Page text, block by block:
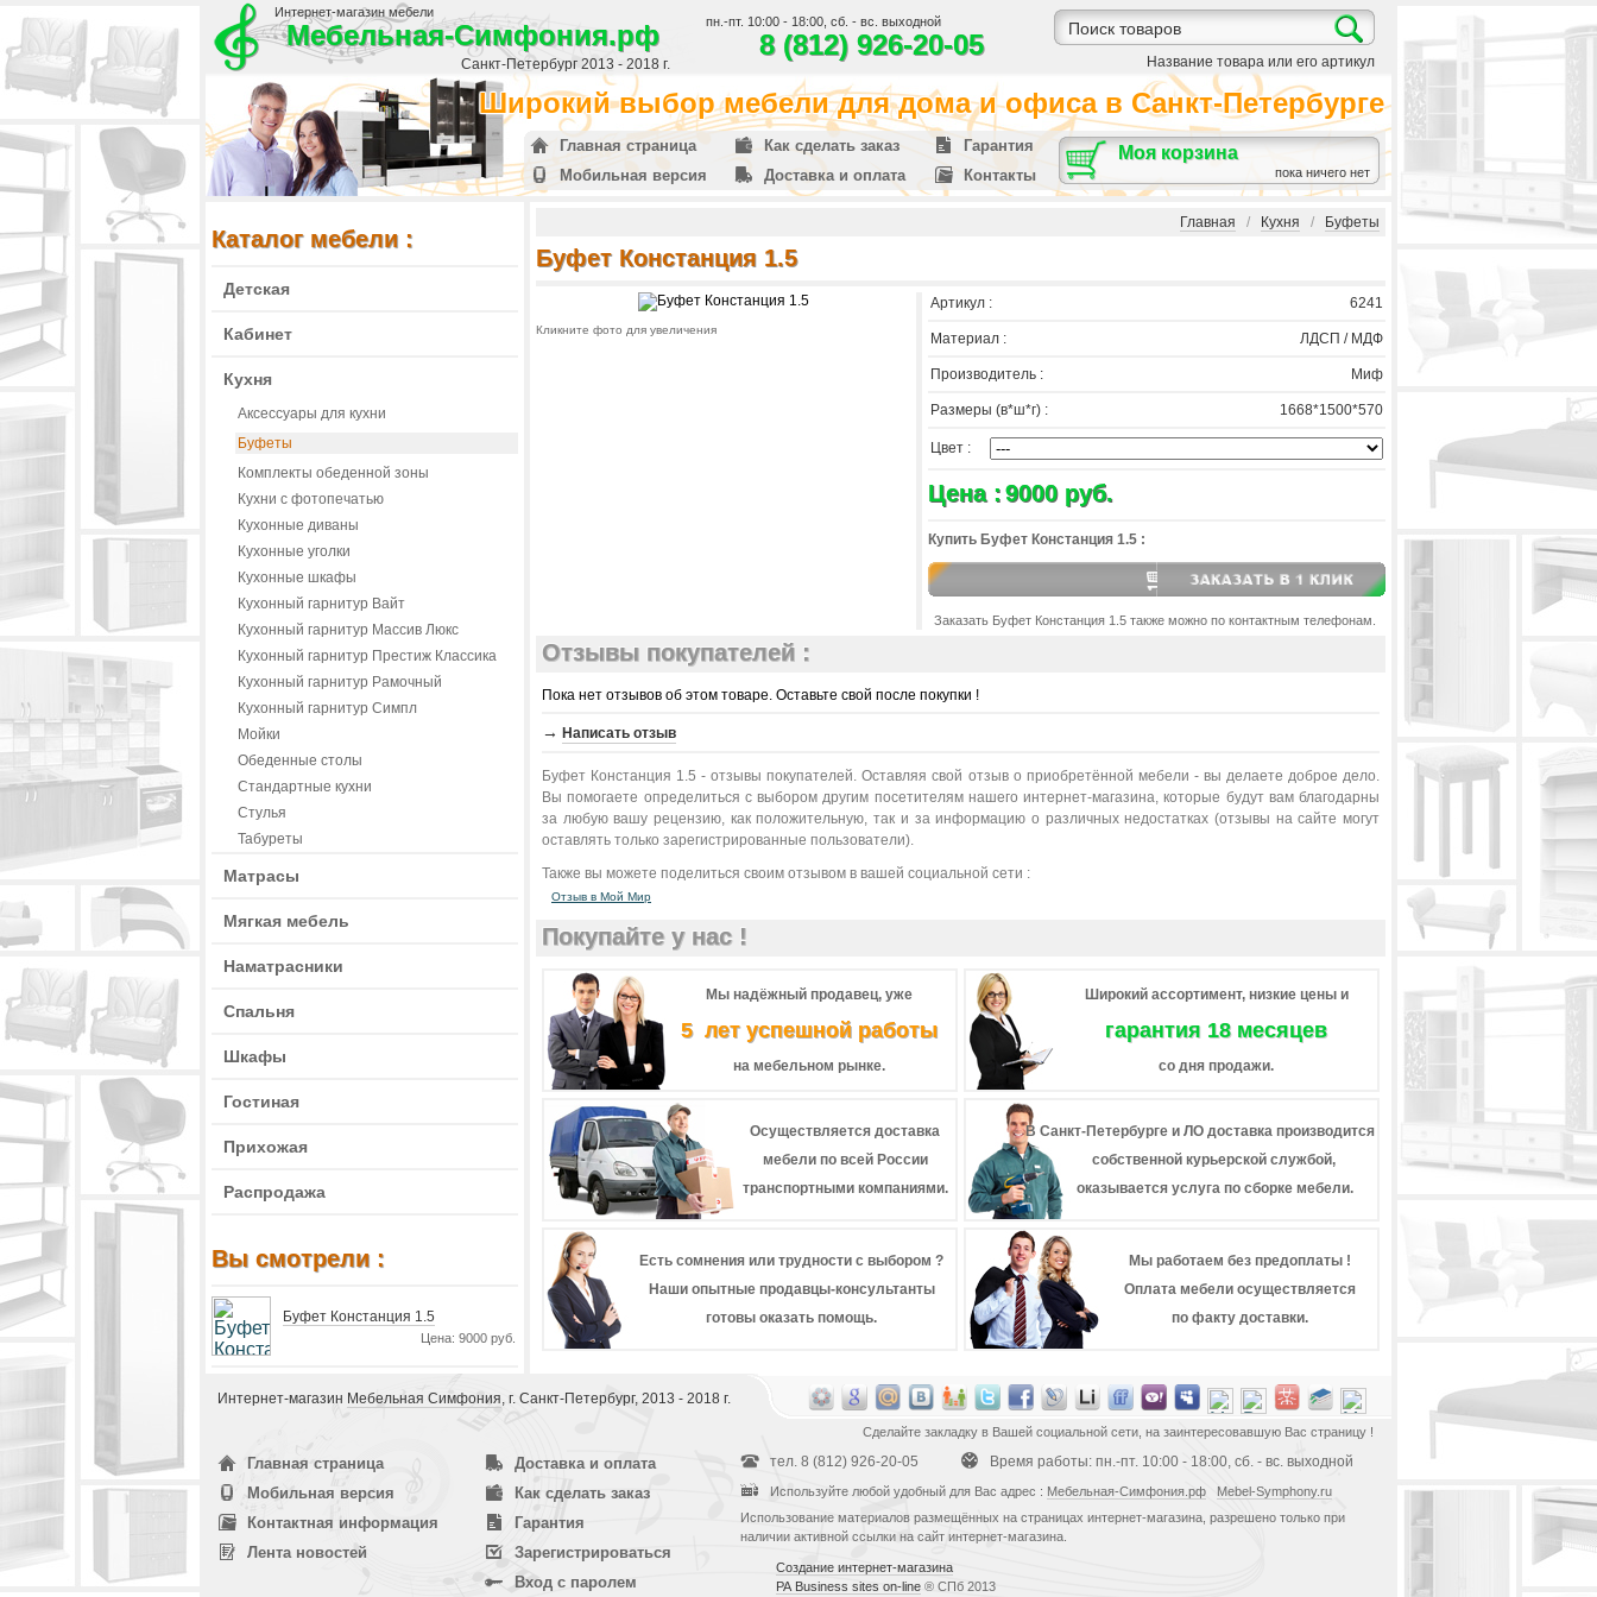
Интернет-магазин мебели
Мебельная-Симфония.рф
Санкт-Петербург 2013 - 2018 г.
пн.-пт. 10:00 - 18:00, сб. - вс. выходной
8 (812) 926-20-05
Название товара или его артикул
Широкий выбор мебели для дома и офиса в Санкт-Петербурге
Главная страница Как сделать заказ
Гарантия
Мобильная версия
Доставка и оплата Контакты
Моя корзина
пока ничего нет
Каталог мебели :
Детская
Кабинет
Кухня
Аксессуары для кухни
Буфеты
Комплекты обеденной зоны
Кухни с фотопечатью
Кухонные диваны
Кухонные уголки
Кухонные шкафы
Кухонный гарнитур Вайт
Кухонный гарнитур Массив Люкс
Кухонный гарнитур Престиж Классика
Кухонный гарнитур Рамочный
Кухонный гарнитур Симпл
Мойки
Обеденные столы
Стандартные кухни
Стулья
Табуреты
Матрасы
Мягкая мебель
Наматрасники
Спальня
Шкафы
Гостиная
Прихожая
Распродажа
Вы смотрели :
Буфет Констанция 1.5
Цена: 9000 руб.
Главная / Кухня / Буфеты
Буфет Констанция 1.5
Кликните фото для увеличения
Артикул : 6241
Материал : ЛДСП / МДФ
Производитель : Миф
Размеры (в*ш*г) : 1668*1500*570
Цвет :
Цена :9000 руб.
Купить Буфет Констанция 1.5 :
Заказать Буфет Констанция 1.5 также можно по контактным телефонам.
Отзывы покупателей :
Пока нет отзывов об этом товаре. Оставьте свой после покупки !
→ Написать отзыв
Буфет Констанция 1.5 - отзывы покупателей. Оставляя свой отзыв о приобретённой мебели - вы делаете доброе дело.
Вы помогаете определиться с выбором другим посетителям нашего интернет-магазина, которые будут вам благодарны
за любую вашу рецензию, как положительную, так и за информацию о различных недостатках (отзывы на сайте могут
оставлять только зарегистрированные пользователи).
Также вы можете поделиться своим отзывом в вашей социальной сети :
Отзыв в Мой Мир
Покупайте у нас !
Мы надёжный продавец, уже
5 лет успешной работы
на мебельном рынке.
Широкий ассортимент, низкие цены и
гарантия 18 месяцев
со дня продажи.
Осуществляется доставка
мебели по всей России
транспортными компаниями.
В Санкт-Петербурге и ЛО доставка производится
собственной курьерской службой,
оказывается услуга по сборке мебели.
Есть сомнения или трудности с выбором ?
Наши опытные продавцы-консультанты
готовы оказать помощь.
Мы работаем без предоплаты !
Оплата мебели осуществляется
по факту доставки.
Интернет-магазин Мебельная Симфония, г. Санкт-Петербург, 2013 - 2018 г.
Главная страница
Мобильная версия
Контактная информация
Лента новостей
Доставка и оплата
Как сделать заказ
Гарантия
Зарегистрироваться
Вход с паролем
Сделайте закладку в Вашей социальной сети, на заинтересовавшую Вас страницу !
тел. 8 (812) 926-20-05 Время работы: пн.-пт. 10:00 - 18:00, сб. - вс. выходной
Используйте любой удобный для Вас адрес : Мебельная-Симфония.рф
Mebel-Symphony.ru
Использование материалов размещённых на страницах интернет-магазина, разрешено только при
наличии активной ссылки на сайт интернет-магазина.
Создание интернет-магазина
РА Business sites on-line ® СПб 2013